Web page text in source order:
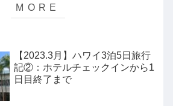
【2023.3月】ハワイ3泊5日旅行
記②：ホテルチェックインから1
日目終了まで